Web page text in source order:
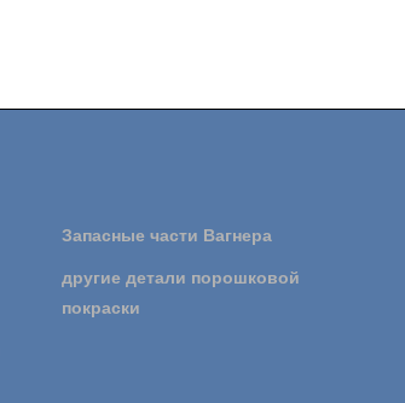
Запасные части Вагнера
другие детали порошковой
покраски